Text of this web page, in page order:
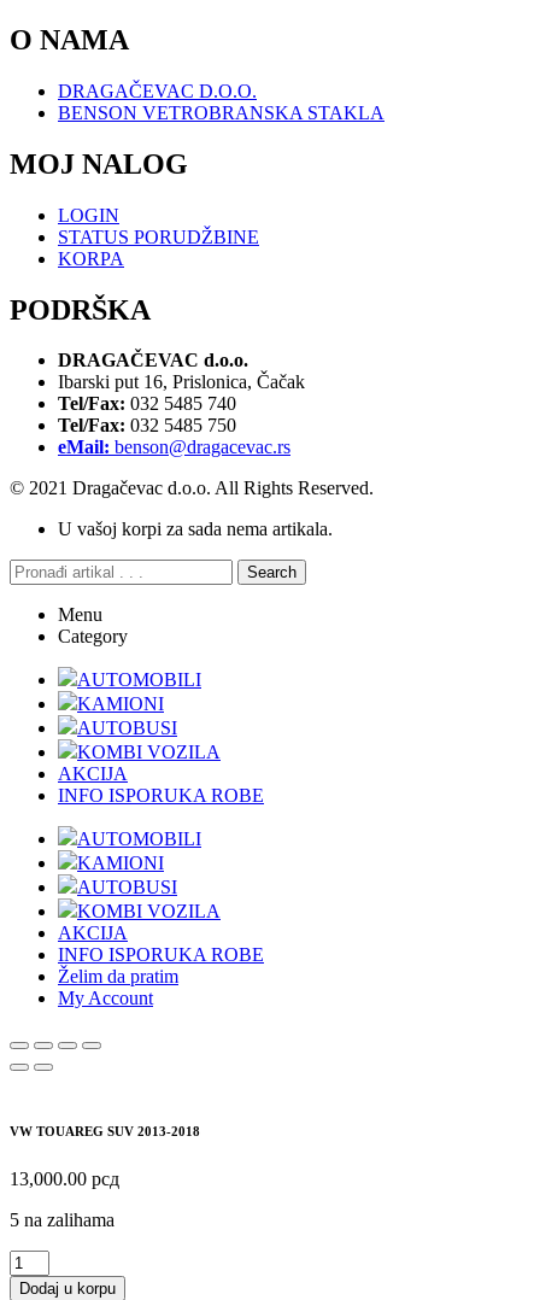
O NAMA
DRAGAČEVAC D.O.O.
BENSON VETROBRANSKA STAKLA
MOJ NALOG
LOGIN
STATUS PORUDŽBINE
KORPA
PODRŠKA
DRAGAČEVAC d.o.o.
Ibarski put 16, Prislonica, Čačak
Tel/Fax: 032 5485 740
Tel/Fax: 032 5485 750
eMail: benson@dragacevac.rs
© 2021 Dragačevac d.o.o. All Rights Reserved.
U vašoj korpi za sada nema artikala.
Search
Menu
Category
AUTOMOBILI
KAMIONI
AUTOBUSI
KOMBI VOZILA
AKCIJA
INFO ISPORUKA ROBE
AUTOMOBILI
KAMIONI
AUTOBUSI
KOMBI VOZILA
AKCIJA
INFO ISPORUKA ROBE
Želim da pratim
My Account
VW TOUAREG SUV 2013-2018
13,000.00 рсд
5 na zalihama
VW
TOUAREG
Dodaj u korpu